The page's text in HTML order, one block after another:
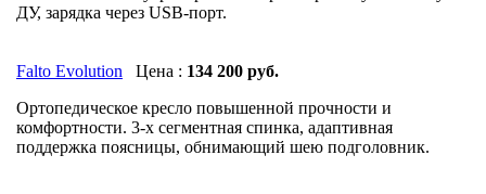
ДУ, зарядка через USB-порт.
Falto Evolution Цена : 134 200 руб.
Ортопедическое кресло повышенной прочности и
комфортности. 3-x сегментная спинка, адаптивная
поддержка поясницы, обнимающий шею подголовник.